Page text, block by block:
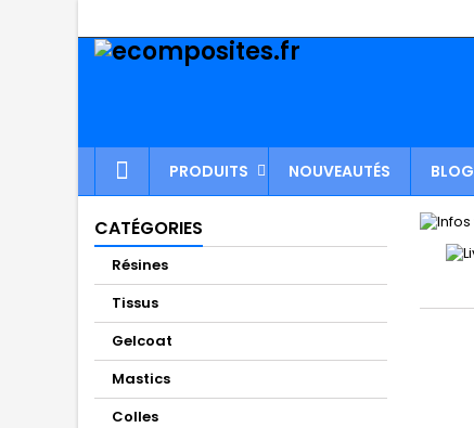
PRODUITS NOUVEAUTÉS BLOG
CATÉGORIES
Résines
Tissus
Gelcoat
Mastics
Colles